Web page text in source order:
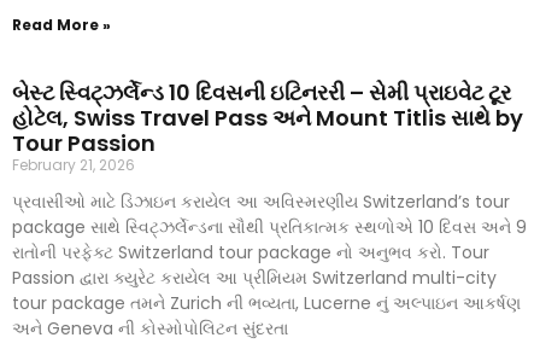
Read More »
બેસ્ટ સ્વિટ્ઝર્લેન્ડ 10 દિવસની ઇટિનરરી – સેમી પ્રાઇવેટ ટૂર
હોટેલ, Swiss Travel Pass અને Mount Titlis સાથે by
Tour Passion
February 21, 2026
પ્રવાસીઓ માટે ડિઝાઇન કરાયેલ આ અવિસ્મરણીય Switzerland’s tour
package સાથે સ્વિટ્ઝર્લેન્ડના સૌથી પ્રતિકાત્મક સ્થળોએ 10 દિવસ અને 9
રાતોની પરફેક્ટ Switzerland tour package નો અનુભવ કરો. Tour
Passion દ્વારા ક્યુરેટ કરાયેલ આ પ્રીમિયમ Switzerland multi-city
tour package તમને Zurich ની ભવ્યતા, Lucerne નું અલ્પાઇન આકર્ષણ
અને Geneva ની કોસ્મોપોલિટન સુંદરતા